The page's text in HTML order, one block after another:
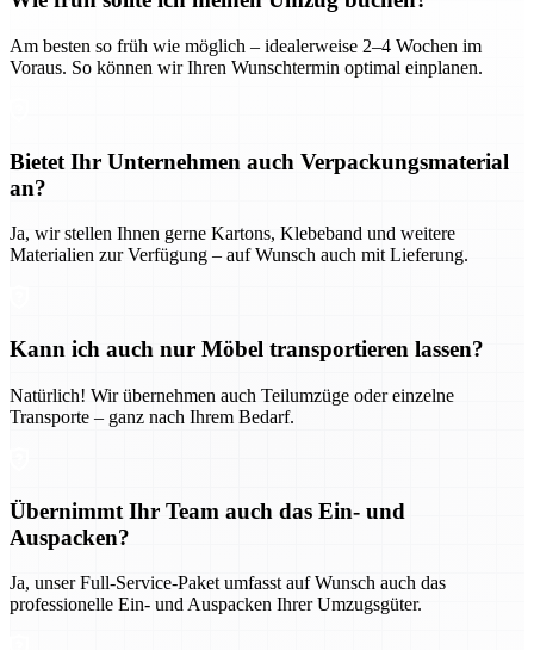
Am besten so früh wie möglich – idealerweise 2–4 Wochen im
Voraus. So können wir Ihren Wunschtermin optimal einplanen.
Bietet Ihr Unternehmen auch Verpackungsmaterial
an?
Ja, wir stellen Ihnen gerne Kartons, Klebeband und weitere
Materialien zur Verfügung – auf Wunsch auch mit Lieferung.
Kann ich auch nur Möbel transportieren lassen?
Natürlich! Wir übernehmen auch Teilumzüge oder einzelne
Transporte – ganz nach Ihrem Bedarf.
Übernimmt Ihr Team auch das Ein- und
Auspacken?
Ja, unser Full-Service-Paket umfasst auf Wunsch auch das
professionelle Ein- und Auspacken Ihrer Umzugsgüter.